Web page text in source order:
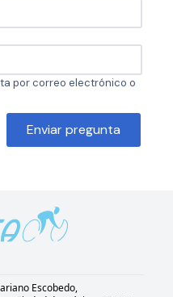
por correo electrónico o
Enviar pregunta
Escobedo,